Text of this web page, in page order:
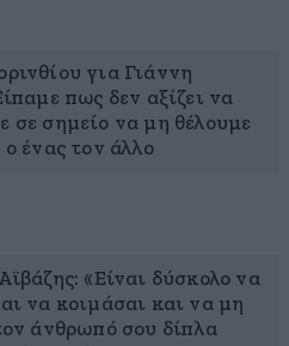
για Γιάννη
πως δεν αξίζει να
σε σημείο να μη θέλουμε
ένας τον άλλο
«Είναι δύσκολο να
να κοιμάσαι και να μη
άνθρωπό σου δίπλα